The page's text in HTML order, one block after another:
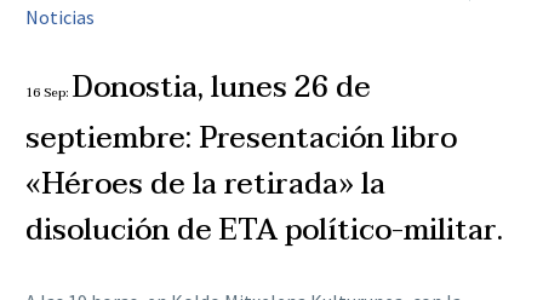
Noticias
16 Sep: Donostia, lunes 26 de
septiembre: Presentación libro
«Héroes de la retirada» la
disolución de ETA político-militar.